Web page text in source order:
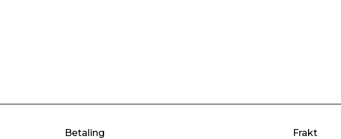
Betaling Frakt